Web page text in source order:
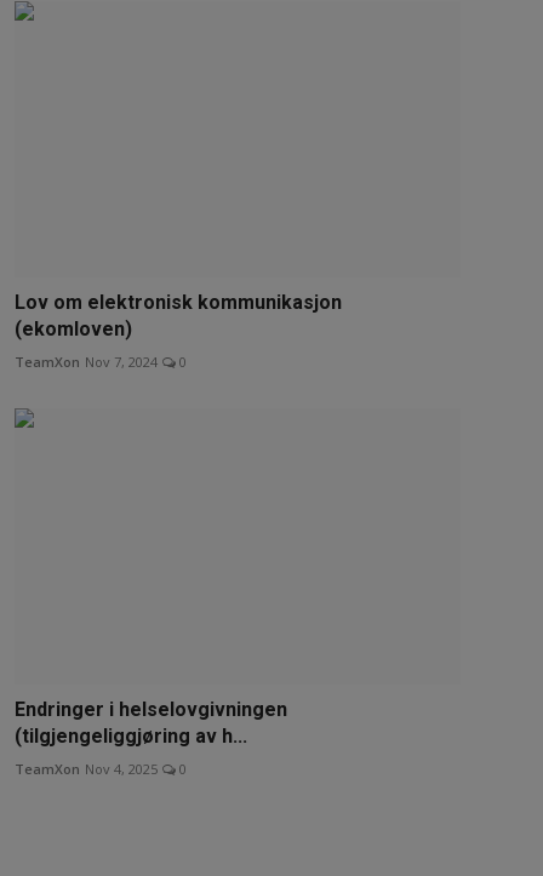
Lov om elektronisk kommunikasjon
(ekomloven)
TeamXon Nov 7, 2024 0
Endringer i helselovgivningen
(tilgjengeliggjøring av h...
TeamXon Nov 4, 2025 0